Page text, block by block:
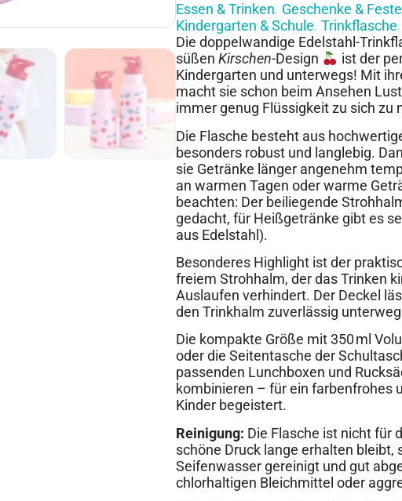
Essen & Trinken, Geschenke & Feste
Kindergarten & Schule, Trinkflasche,
Die doppelwandige Edelstahl-
süßen Kirschen-Design
ist der
Kindergarten und unterwegs! Mit
macht sie schon beim Ansehen
immer genug Flüssigkeit zu sich zu
Die Flasche besteht aus
besonders robust und langlebig.
sie Getränke länger angenehm
an warmen Tagen oder warme
beachten: Der beiliegende
gedacht, für Heißgetränke gibt es
aus Edelstahl).
Besonderes Highlight ist der
freiem Strohhalm, der das Trinken
Auslaufen verhindert. Der Deckel
den Trinkhalm zuverlässig
Die kompakte Größe mit 350 ml
oder die Seitentasche der
passenden Lunchboxen und
kombinieren – für ein farbenfrohes
Kinder begeistert.
Reinigung: Die Flasche ist nicht für
schöne Druck lange erhalten
Seifenwasser gereinigt und gut
chlorhaltigen Bleichmittel oder